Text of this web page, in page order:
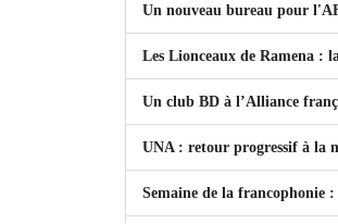
Un nouveau bureau pour
Les Lionceaux de Ramena :
Un club BD à l’Alliance
UNA : retour progressif à la
Semaine de la francophonie